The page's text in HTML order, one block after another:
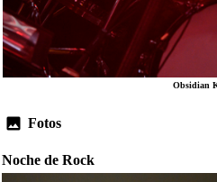
Obsidian
Fotos
Noche de Rock